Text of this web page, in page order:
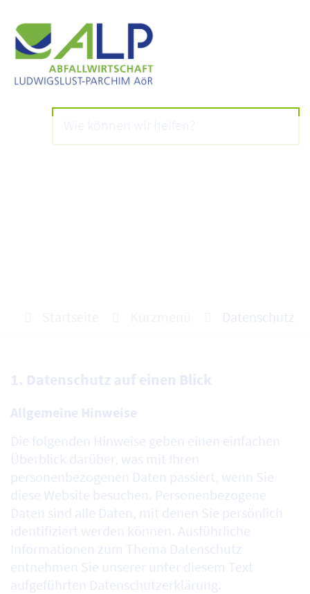
Datenschutz
1. Datenschutz auf einen Blick
Allgemeine Hinweise
Die folgenden Hinweise geben einen einfachen
Überblick darüber, was mit Ihren
personenbezogenen Daten passiert, wenn Sie
diese Website besuchen. Personenbezogene
Daten sind alle Daten, mit denen Sie persönlich
identifiziert werden können. Ausführliche
Informationen zum Thema Datenschutz
entnehmen Sie unserer unter diesem Text
aufgeführten Datenschutzerklärung.